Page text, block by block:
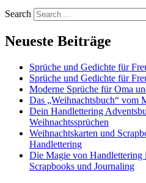
Search
Neueste Beiträge
Sprüche und Gedichte für
Sprüche und Gedichte für
Moderne Sprüche für Oma
Das „Weihnachtsbuch“ vom
Dein Handlettering
Weihnachtssprüchen
Weihnachtskarten und
Handlettering
Die Magie von Handlettering
Scrapbooks und Journaling